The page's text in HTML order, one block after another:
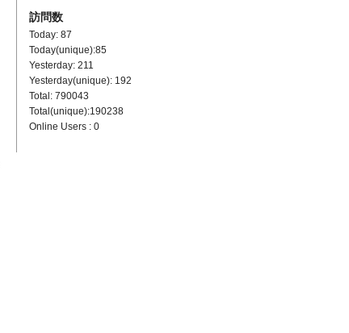
訪問数
Today: 87
Today(unique):85
Yesterday: 211
Yesterday(unique): 192
Total: 790043
Total(unique):190238
Online Users : 0